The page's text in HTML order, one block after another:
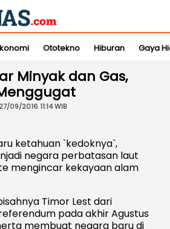
Ototekno Hiburan Gaya
Minyak dan Gas,
09/2016 11:14 WIB
Timor Lest dari
pada akhir Agustus
membuat negara baru di